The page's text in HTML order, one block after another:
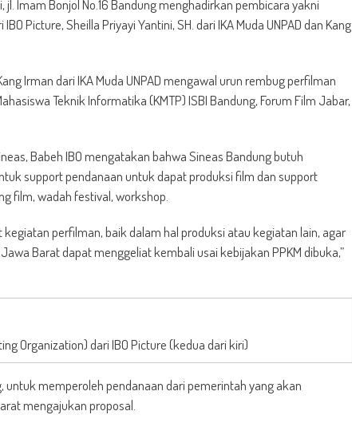
Imam Bonjol No.16 Bandung menghadirkan pembicara yakni
Picture, Sheilla Priyayi Yantini, SH. dari IKA Muda UNPAD dan Kang
Irman dari IKA Muda UNPAD mengawal urun rembug perfilman
Teknik Informatika (KMTP) ISBI Bandung, Forum Film Jabar,
Babeh IBO mengatakan bahwa Sineas Bandung butuh
support pendanaan untuk dapat produksi film dan support
film, wadah festival, workshop.
perfilman, baik dalam hal produksi atau kegiatan lain, agar
Barat dapat menggeliat kembali usai kebijakan PPKM dibuka,”
Organization) dari IBO Picture (kedua dari kiri)
untuk memperoleh pendanaan dari pemerintah yang akan
mengajukan proposal.